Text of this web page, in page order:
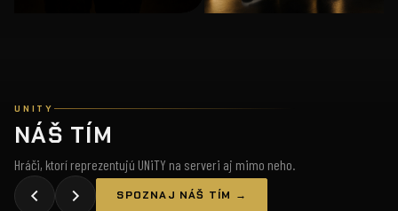
UNITY
NÁŠ TÍM
Hráči, ktorí reprezentujú UNiTY na serveri aj mimo neho.
SPOZNAJ NÁŠ TÍM →